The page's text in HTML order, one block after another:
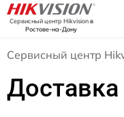
Сервисный центр Hikvisionв
Ростове-на-Дону
Сервисный центр